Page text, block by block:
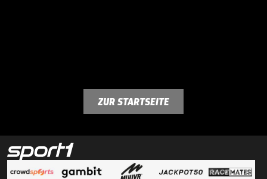
ZUR STARTSEITE